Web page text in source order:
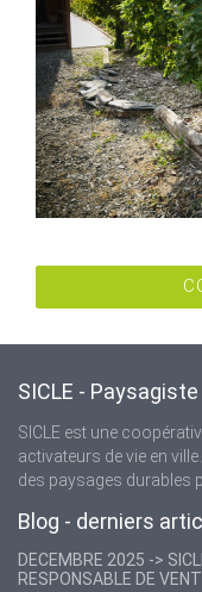
SICLE -
SICLE est une
activateurs de vie en
des paysages durables
Blog - derniers
DECEMBRE 2025 ->
RESPONSABLE DE